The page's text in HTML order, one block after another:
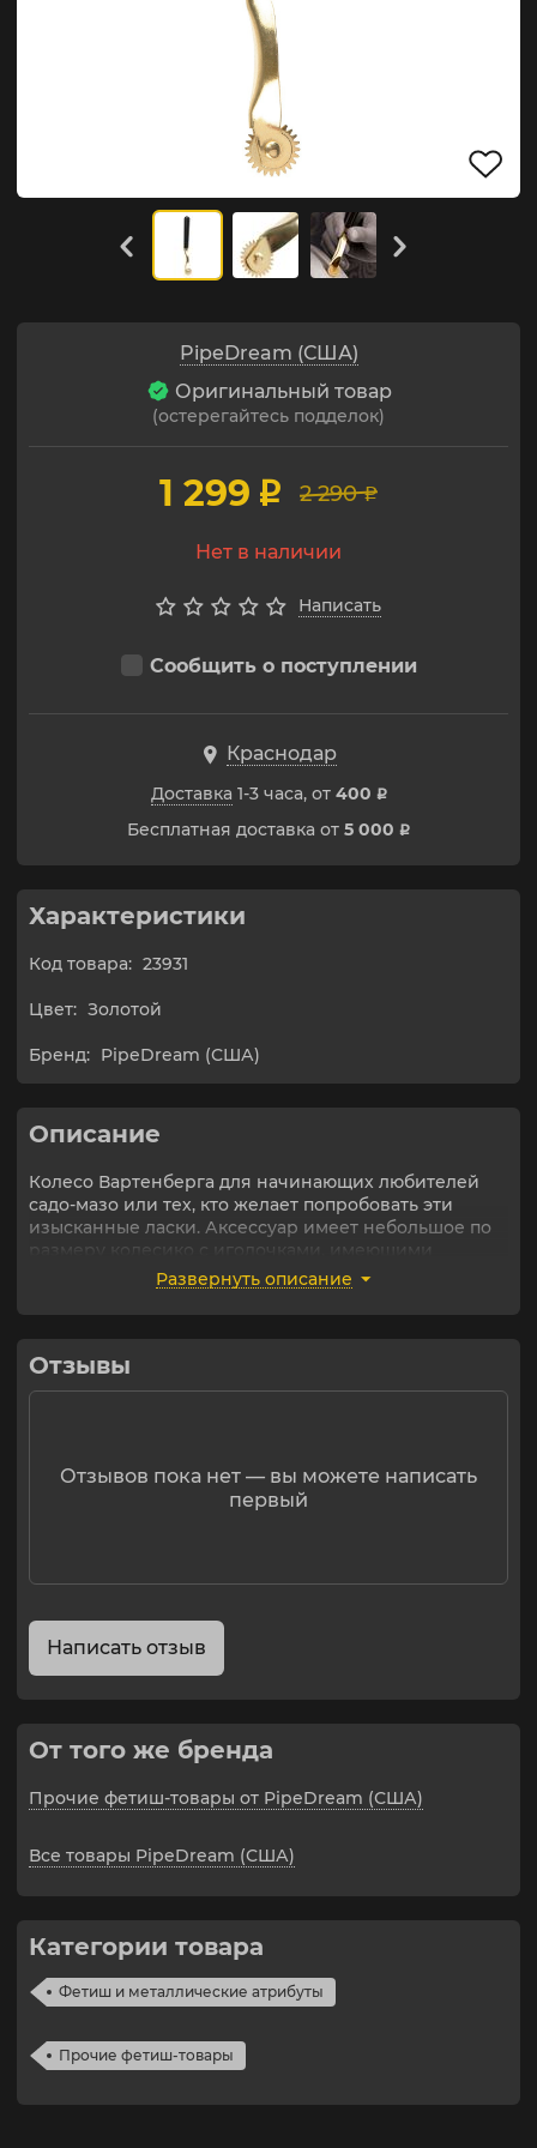
PipeDream (США)
Оригинальный товар
(остерегайтесь подделок)
2 290 p
1 299 p
Нет в наличии
Написать
Сообщить о поступлении
Краснодар
Доставка 1-3 часа, от 400 p
Бесплатная доставка от 5 000 p
Характеристики
Код товара: 23931
Цвет: Золотой
Бренд: PipeDream (США)
Описание
Колесо Вартенберга для начинающих любителей
садо-мазо или тех, кто желает попробовать эти
изысканные ласки. Аксессуар имеет небольшое по
размеру колесико с иголочками, имеющими
скругленный кончик. С их помощью сложно вызвать
интенсивные болевые ощущения, либо повредить
поверхность кожи.
Наконечник изготовлен из золотистого
металлического сплава, а удобная обтекаемая
Материал: металл, АБС-пластик
Развернуть описание
Отзывы
Отзывов пока нет — вы можете написать
первый
Написать отзыв
От того же бренда
Прочие фетиш-товары от PipeDream (США)
Все товары PipeDream (США)
Категории товара
Фетиш и металлические атрибуты
Прочие фетиш-товары